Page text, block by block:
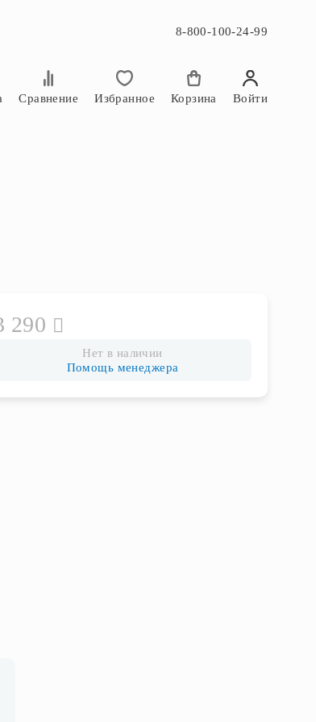
8-800-100-24-99
Сравнение Избранное Корзина Войти
290
Нет в наличии
Помощь менеджера